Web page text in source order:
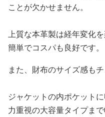
ことが欠かせません。
上質な本革製は経年変化
簡単でコスパも良好です。
また、財布のサイズ感も
ジャケットの内ポケット
力重視の大容量タイプまで